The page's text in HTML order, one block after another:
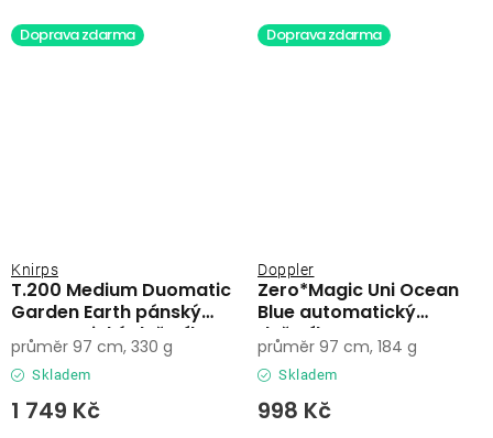
Doprava zdarma
T.200 Medium Duomatic
Garden Earth pánský
automatický deštník
Knirps
Skladem
1 749 Kč
průměr 97 cm, 330 g
Doprava zdarma
Zero*Magic Uni Ocean
Blue automatický
deštník
Doppler
Skladem
998 Kč
průměr 97 cm, 184 g